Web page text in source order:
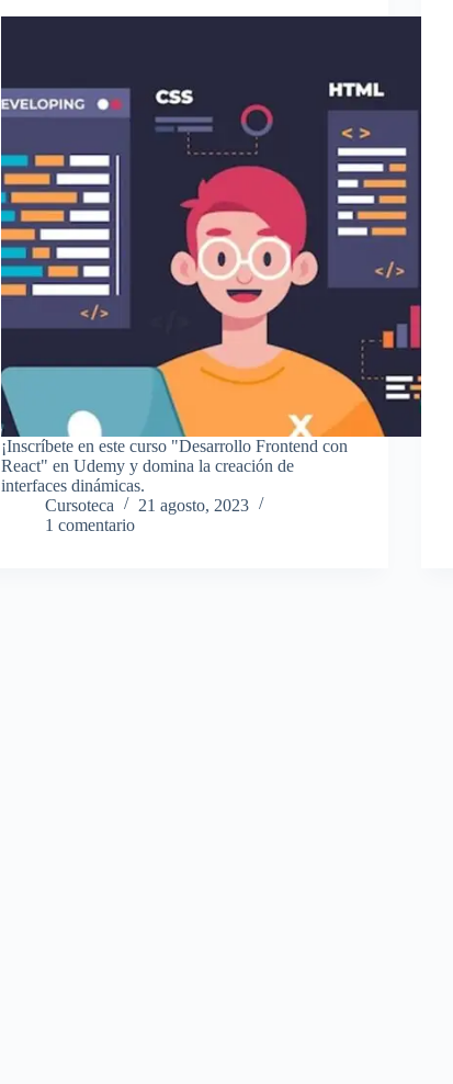
¡Inscríbete en este curso "Desarrollo Frontend con
React" en Udemy y domina la creación de
interfaces dinámicas.
Cursoteca
21 agosto, 2023
1 comentario